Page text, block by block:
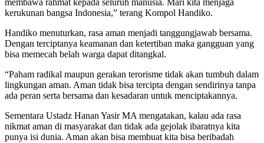
membawa rahmat kepada seluruh manusia. Mari kita menjaga
kerukunan bangsa Indonesia,” terang Kompol Handiko.
Handiko menuturkan, rasa aman menjadi tanggungjawab bersama.
Dengan terciptanya keamanan dan ketertiban maka gangguan yang
bisa memecah belah warga dapat ditangkal.
“Paham radikal maupun gerakan terorisme tidak akan tumbuh dalam
lingkungan aman. Aman tidak bisa tercipta dengan sendirinya tanpa
ada peran serta bersama dan kesadaran untuk menciptakannya.
Sementara Ustadz Hanan Yasir MA mengatakan, kalau ada rasa
nikmat aman di masyarakat dan tidak ada gejolak ibaratnya kita
punya isi dunia. Aman akan bisa membuat kita bisa beribadah